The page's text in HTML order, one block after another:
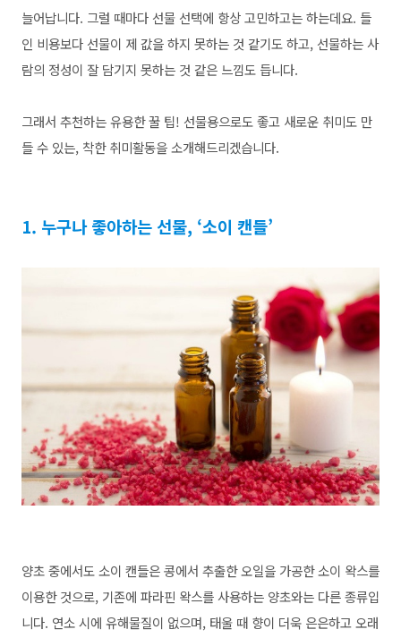
늘어납니다. 그럴 때마다 선물 선택에 항상 고민하고는 하는데요. 들
인 비용보다 선물이 제 값을 하지 못하는 것 같기도 하고, 선물하는 사
람의 정성이 잘 담기지 못하는 것 같은 느낌도 듭니다.
그래서 추천하는 유용한 꿀 팁! 선물용으로도 좋고 새로운 취미도 만
들 수 있는, 착한 취미활동을 소개해드리겠습니다.
1. 누구나 좋아하는 선물, ‘소이 캔들’
양초 중에서도 소이 캔들은 콩에서 추출한 오일을 가공한 소이 왁스를
이용한 것으로, 기존에 파라핀 왁스를 사용하는 양초와는 다른 종류입
니다. 연소 시에 유해물질이 없으며, 태울 때 향이 더욱 은은하고 오래